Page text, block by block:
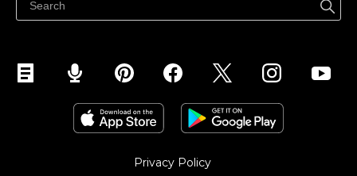
인스타그램에서 판매하기
Privacy Policy